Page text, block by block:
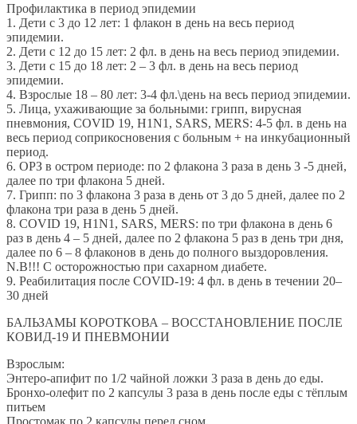
Профилактика в период эпидемии
1. Дети с 3 до 12 лет: 1 флакон в день на весь период
эпидемии.
2. Дети с 12 до 15 лет: 2 фл. в день на весь период эпидемии.
3. Дети с 15 до 18 лет: 2 – 3 фл. в день на весь период
эпидемии.
4. Взрослые 18 – 80 лет: 3-4 фл.\день на весь период эпидемии.
5. Лица, ухаживающие за больными: грипп, вирусная
пневмония, COVID 19, H1N1, SARS, MERS: 4-5 фл. в день на
весь период соприкосновения с больным + на инкубационный
период.
6. ОРЗ в остром периоде: по 2 флакона 3 раза в день 3 -5 дней,
далее по три флакона 5 дней.
7. Грипп: по 3 флакона 3 раза в день от 3 до 5 дней, далее по 2
флакона три раза в день 5 дней.
8. COVID 19, H1N1, SARS, MERS: по три флакона в день 6
раз в день 4 – 5 дней, далее по 2 флакона 5 раз в день три дня,
далее по 6 – 8 флаконов в день до полного выздоровления.
N.B!!! С осторожностью при сахарном диабете.
9. Реабилитация после COVID-19: 4 фл. в день в течении 20–
30 дней
БАЛЬЗАМЫ КОРОТКОВА – ВОССТАНОВЛЕНИЕ ПОСЛЕ
КОВИД-19 И ПНЕВМОНИИ
Взрослым:
Энтеро-апифит по 1/2 чайной ложки 3 раза в день до еды.
Бронхо-олефит по 2 капсулы 3 раза в день после еды с тёплым
питьем
Простомак по 2 капсулы перед сном.